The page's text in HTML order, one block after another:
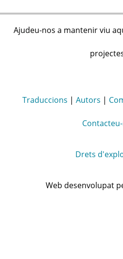
Ajudeu-nos a mantenir viu
Traduccions | Autors |
Drets
Web desenvolupat